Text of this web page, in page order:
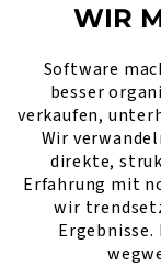
WIR
Software
besser
verkaufen,
Wir
direkte,
Erfahrung mit
wir
Ergebnisse.